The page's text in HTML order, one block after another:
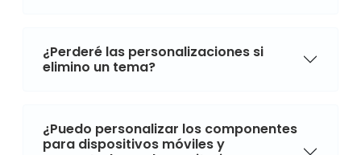
¿Perderé las personalizaciones si
elimino un tema?
¿Puedo personalizar los componentes
para dispositivos móviles y